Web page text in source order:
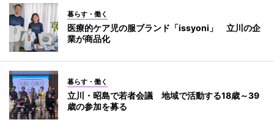
暮らす・働く
医療的ケア児の服ブランド「issyoni」 立川の企
業が商品化
暮らす・働く
立川・昭島で若者会議 地域で活動する18歳～39
歳の参加を募る